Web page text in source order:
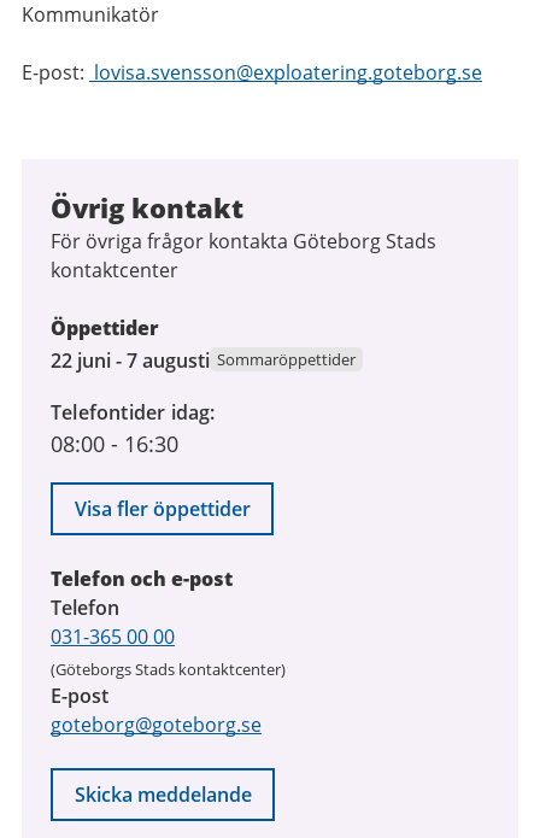
Kommunikatör
E-post: lovisa.svensson@exploatering.goteborg.se
Övrig kontakt
För övriga frågor kontakta Göteborg Stads
kontaktcenter
Öppettider
22
2026
till
augusti
2026
22 juni - 7 augusti Sommaröppettider
Telefontider idag
08:00 - 16:30
Visa fler öppettider
Telefon och e-post
Telefon
031-365 00 00
(Göteborgs Stads kontaktcenter)
E-post
goteborg@goteborg.se
Skicka meddelande